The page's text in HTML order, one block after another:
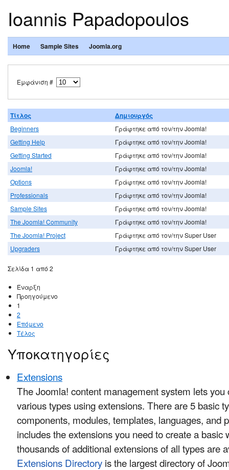
Ioannis Papadopoulos
Home Sample Sites Joomla.org
Εμφάνιση #
Τίτλος Δημιουργός
Beginners
Γράφτηκε από τον/την Joomla!
Getting Help
Γράφτηκε από τον/την Joomla!
Getting Started
Γράφτηκε από τον/την Joomla!
Joomla!
Γράφτηκε από τον/την Joomla!
Options
Γράφτηκε από τον/την Joomla!
Professionals
Γράφτηκε από τον/την Joomla!
Sample Sites
Γράφτηκε από τον/την Joomla!
The Joomla! Community
Γράφτηκε από τον/την Joomla!
The Joomla! Project
Γράφτηκε από τον/την Super User
Upgraders
Γράφτηκε από τον/την Super User
Σελίδα 1 από 2
Έναρξη
Προηγούμενο
1
2
Επόμενο
Τέλος
Υποκατηγορίες
Extensions
The Joomla! content management system lets you
various types using extensions. There are 5 basic
components, modules, templates, languages, and
includes the extensions you need to create a basic
thousands of additional extensions of all types are
Extensions Directory is the largest directory of